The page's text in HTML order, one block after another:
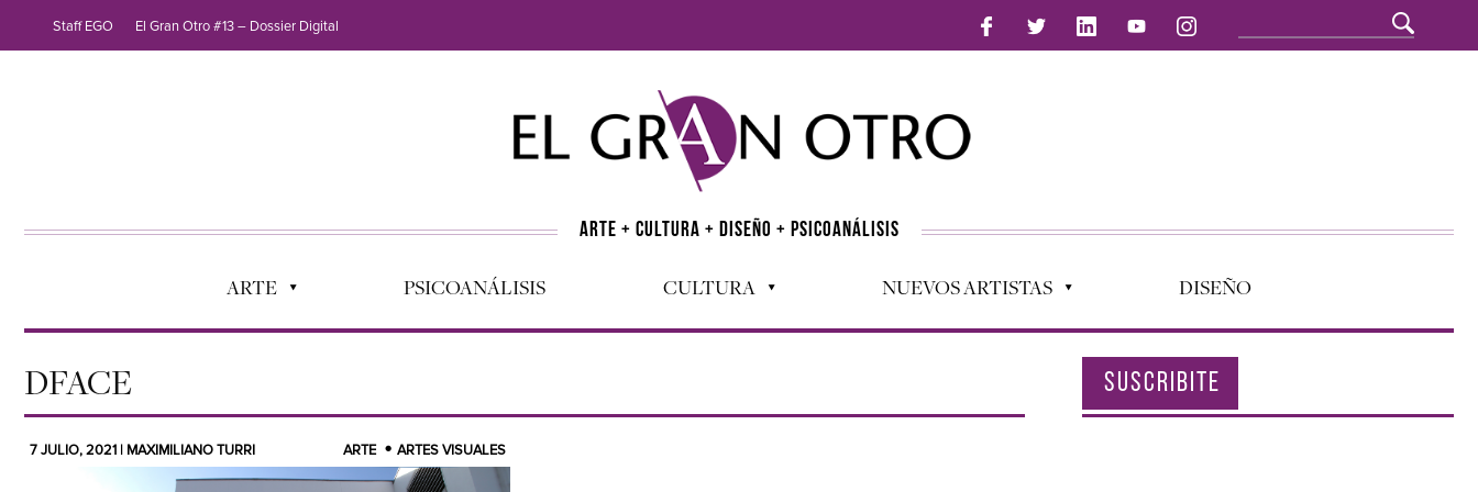
Staff EGO El Gran Otro #13 – Dossier Digital
ARTE + CULTURA + DISEÑO + PSICOANÁLISIS
ARTE PSICOANÁLISIS CULTURA NUEVOS ARTISTAS DISEÑO
DFACE
7 JULIO, 2021 | MAXIMILIANO TURRI ARTE ARTES VISUALES
SUSCRIBITE